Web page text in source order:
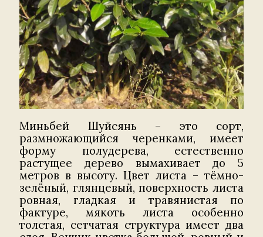
Миньбей Шуйсянь – это сорт,
размножающийся черенками, имеет
форму полудерева, естественно
растущее дерево вымахивает до 5
метров в высоту. Цвет листа – тёмно-
зелёный, глянцевый, поверхность листа
ровная, гладкая и травянистая по
фактуре, мякоть листа особенно
толстая, сетчатая структура имеет два